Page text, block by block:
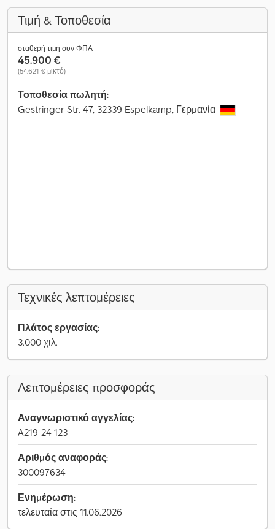
Τιμή & Τοποθεσία
σταθερή τιμή συν ΦΠΑ
45.900 €
(54.621 € μικτό)
Τοποθεσία πωλητή:
Gestringer Str. 47, 32339 Espelkamp, Γερμανία
Τεχνικές λεπτομέρειες
Πλάτος εργασίας:
3.000 χιλ.
Λεπτομέρειες προσφοράς
Αναγνωριστικό αγγελίας:
A219-24-123
Αριθμός αναφοράς:
300097634
Ενημέρωση:
τελευταία στις 11.06.2026